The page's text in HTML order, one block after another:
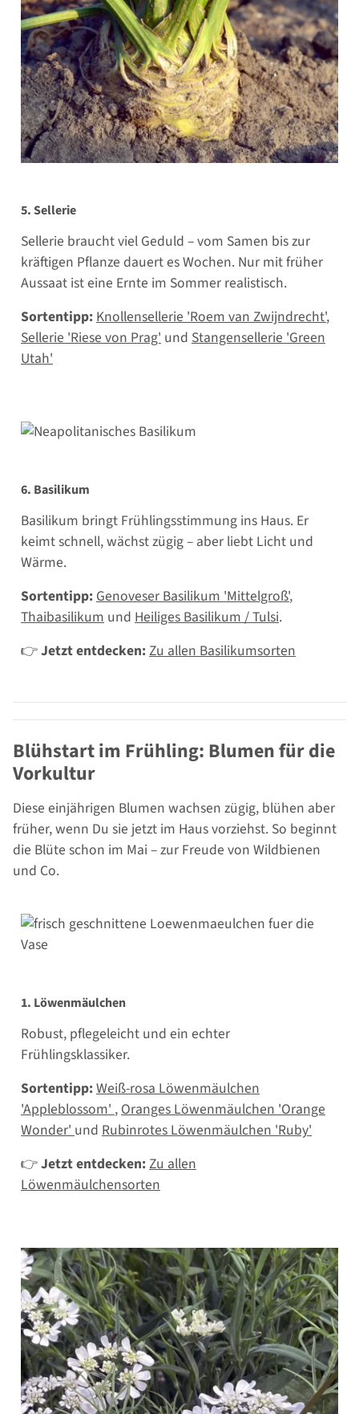
5. Sellerie
Sellerie braucht viel Geduld – vom Samen bis zur
kräftigen Pflanze dauert es Wochen. Nur mit früher
Aussaat ist eine Ernte im Sommer realistisch.
Sortentipp:Knollensellerie 'Roem van Zwijndrecht',
Sellerie 'Riese von Prag' und Stangensellerie 'Green
Utah'
6. Basilikum
Basilikum bringt Frühlingsstimmung ins Haus. Er
keimt schnell, wächst zügig – aber liebt Licht und
Wärme.
Sortentipp:Genoveser Basilikum 'Mittelgroß',
Thaibasilikum und Heiliges Basilikum / Tulsi.
👉Jetzt entdecken:Zu allen Basilikumsorten
Blühstart im Frühling: Blumen für die
Vorkultur
Diese einjährigen Blumen wachsen zügig, blühen aber
früher, wenn Du sie jetzt im Haus vorziehst. So beginnt
die Blüte schon im Mai – zur Freude von Wildbienen
und Co.
1. Löwenmäulchen
Robust, pflegeleicht und ein echter
Frühlingsklassiker.
Sortentipp:Weiß-rosa Löwenmäulchen
'Appleblossom',Oranges Löwenmäulchen 'Orange
Wonder'und Rubinrotes Löwenmäulchen 'Ruby'
👉Jetzt entdecken:Zu allen
Löwenmäulchensorten